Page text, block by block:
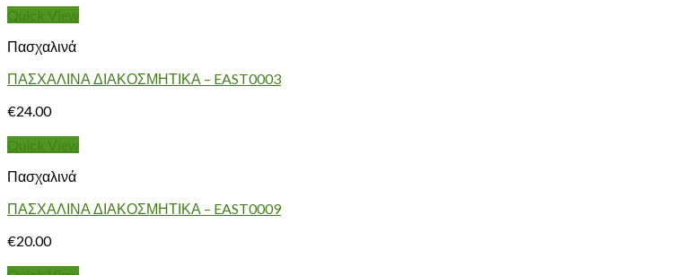
Quick View
Πασχαλινά
ΠΑΣΧΑΛΙΝΑ ΔΙΑΚΟΣΜΗΤΙΚΑ – EAST0003
€24.00
Quick View
Πασχαλινά
ΠΑΣΧΑΛΙΝΑ ΔΙΑΚΟΣΜΗΤΙΚΑ – EAST0009
€20.00